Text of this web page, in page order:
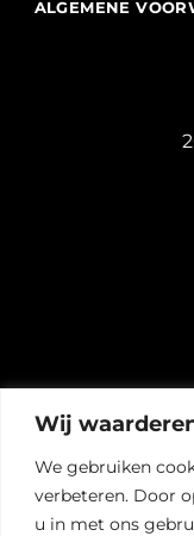
Wij
We gebruiken
verbeteren. Door
u in met ons
ALGEMENE